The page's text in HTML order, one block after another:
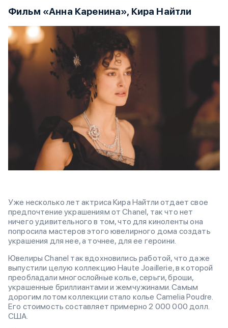
Фильм «Анна Каренина», Кира Найтли
Уже несколько лет актриса Кира Найтли отдает свое
предпочтение украшениям от Chanel, так что нет
ничего удивительного в том, что для киноленты она
попросила мастеров этого ювелирного дома создать
украшения для нее, а точнее, для ее героини.
Ювелиры Chanel так вдохновились работой, что даже
выпустили целую коллекцию Haute Joaillerie, в которой
преобладали многослойные колье, серьги, броши,
украшенные бриллиантами и жемчужинами. Самым
дорогим лотом коллекции стало колье Camelia Poudre.
Его стоимость составляет примерно 2 000 000 долл.
США.